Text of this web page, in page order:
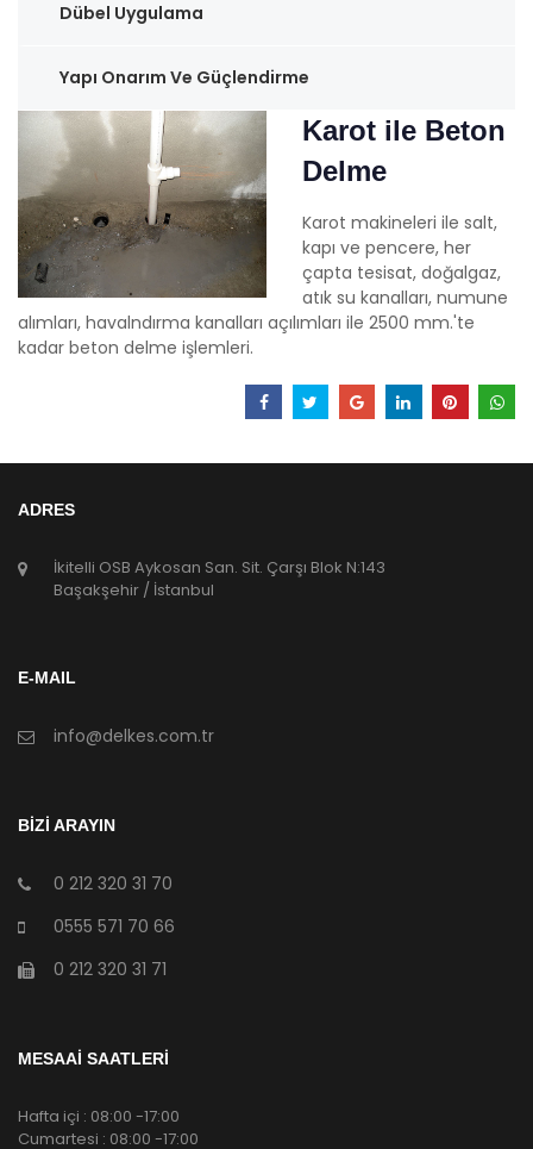
Dübel Uygulama
Yapı Onarım Ve Güçlendirme
Karot ile Beton
Delme
Karot makineleri ile salt,
kapı ve pencere, her
çapta tesisat, doğalgaz,
atık su kanalları, numune
alımları, havalndırma kanalları açılımları ile 2500 mm.'te
kadar beton delme işlemleri.
ADRES
İkitelli OSB Aykosan San. Sit. Çarşı Blok N:143
Başakşehir / İstanbul
E-MAIL
info@delkes.com.tr
BİZİ ARAYIN
0 212 320 31 70
0555 571 70 66
0 212 320 31 71
MESAAİ SAATLERİ
Hafta içi : 08:00 -17:00
Cumartesi : 08:00 -17:00